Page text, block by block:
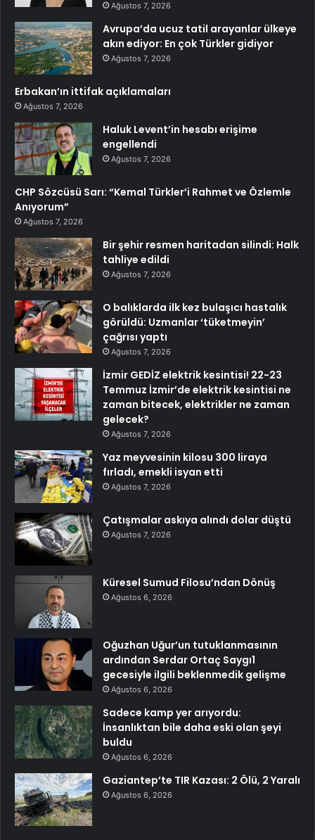
Ağustos 7, 2026
Avrupa’da ucuz tatil arayanlar ülkeye
akın ediyor: En çok Türkler gidiyor
Ağustos 7, 2026
Erbakan’ın ittifak açıklamaları
Ağustos 7, 2026
Haluk Levent’in hesabı erişime
engellendi
Ağustos 7, 2026
CHP Sözcüsü Sarı: “Kemal Türkler’i Rahmet ve Özlemle
Anıyorum”
Ağustos 7, 2026
Bir şehir resmen haritadan silindi: Halk
tahliye edildi
Ağustos 7, 2026
O balıklarda ilk kez bulaşıcı hastalık
görüldü: Uzmanlar ‘tüketmeyin’
çağrısı yaptı
Ağustos 7, 2026
İzmir GEDİZ elektrik kesintisi! 22-23
Temmuz İzmir’de elektrik kesintisi ne
zaman bitecek, elektrikler ne zaman
gelecek?
Ağustos 7, 2026
Yaz meyvesinin kilosu 300 liraya
fırladı, emekli isyan etti
Ağustos 7, 2026
Çatışmalar askıya alındı dolar düştü
Ağustos 7, 2026
Küresel Sumud Filosu’ndan Dönüş
Ağustos 6, 2026
Oğuzhan Uğur’un tutuklanmasının
ardından Serdar Ortaç Saygı1
gecesiyle ilgili beklenmedik gelişme
Ağustos 6, 2026
Sadece kamp yer arıyordu:
İnsanlıktan bile daha eski olan şeyi
buldu
Ağustos 6, 2026
Gaziantep’te TIR Kazası: 2 Ölü, 2 Yaralı
Ağustos 6, 2026